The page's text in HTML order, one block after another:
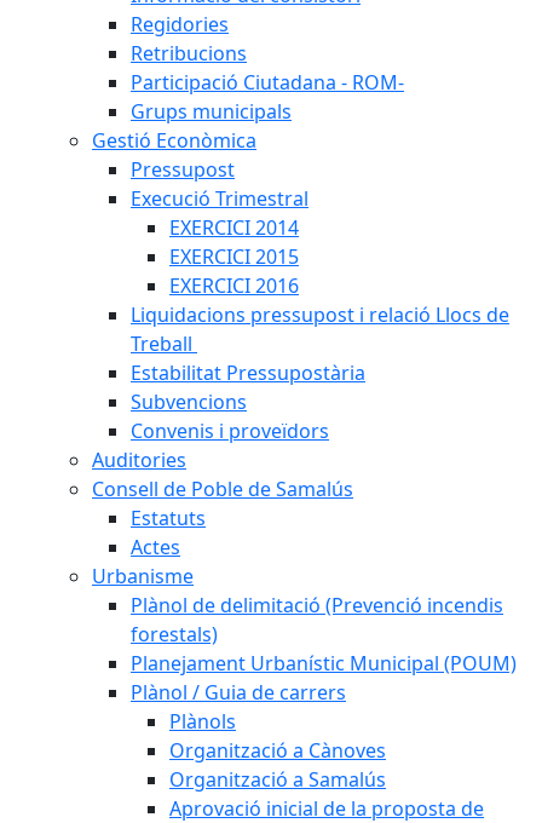
Regidories
Retribucions
Participació Ciutadana - ROM-
Grups municipals
Gestió Econòmica
Pressupost
Execució Trimestral
EXERCICI 2014
EXERCICI 2015
EXERCICI 2016
Liquidacions pressupost i relació Llocs de
Treball
Estabilitat Pressupostària
Subvencions
Convenis i proveïdors
Auditories
Consell de Poble de Samalús
Estatuts
Actes
Urbanisme
Plànol de delimitació (Prevenció incendis
forestals)
Planejament Urbanístic Municipal (POUM)
Plànol / Guia de carrers
Plànols
Organització a Cànoves
Organització a Samalús
Aprovació inicial de la proposta de